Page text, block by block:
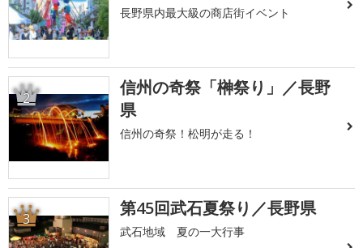
長野県内最大級の商店街イベント
2
信州の奇祭「榊祭り」／長野
県
信州の奇祭！松明が走る！
3 第45回武石夏祭り／長野県
武石地域 夏の一大行事